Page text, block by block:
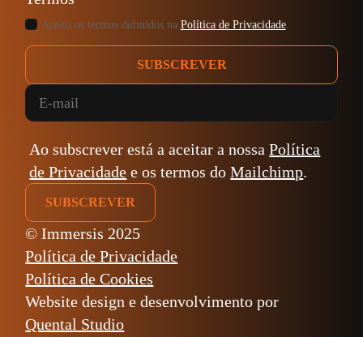
Aceito os termos definidos na Política de Privacidade.
SUBSCREVER
Ao subscrever está a aceitar a nossaPolítica
de Privacidade e os termos doMailchimp.
© Immersis 2025
Política de Privacidade
Política de Cookies
Website design e desenvolvimento por
Quental Studio